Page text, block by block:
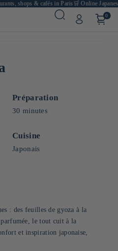
shops & cafés in Paris🛒 Online
0
Préparation
30 minutes
Cuisine
Japonais
: des feuilles de gyoza à la
le tout cuit à la
et inspiration japonaise,